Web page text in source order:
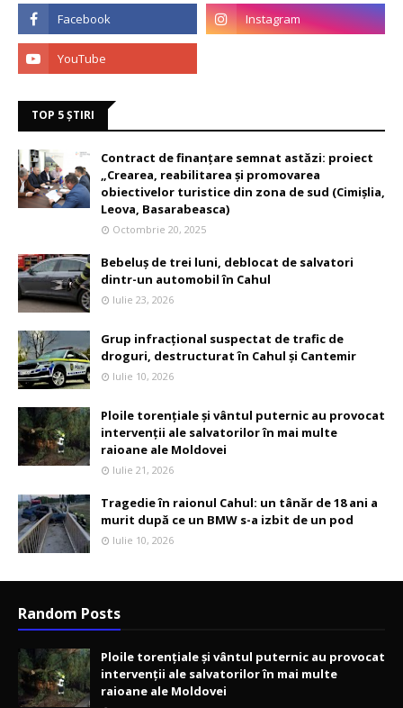
TOP 5 ȘTIRI
Contract de finanțare semnat astăzi: proiect
„Crearea, reabilitarea și promovarea
obiectivelor turistice din zona de sud (Cimișlia,
Leova, Basarabeasca)
Octombrie 20, 2025
Bebeluș de trei luni, deblocat de salvatori
dintr-un automobil în Cahul
Iulie 23, 2026
Grup infracțional suspectat de trafic de
droguri, destructurat în Cahul și Cantemir
Iulie 10, 2026
Ploile torențiale și vântul puternic au provocat
intervenții ale salvatorilor în mai multe
raioane ale Moldovei
Iulie 21, 2026
Tragedie în raionul Cahul: un tânăr de 18 ani a
murit după ce un BMW s-a izbit de un pod
Iulie 10, 2026
Random Posts
Ploile torențiale și vântul puternic au provocat
intervenții ale salvatorilor în mai multe
raioane ale Moldovei